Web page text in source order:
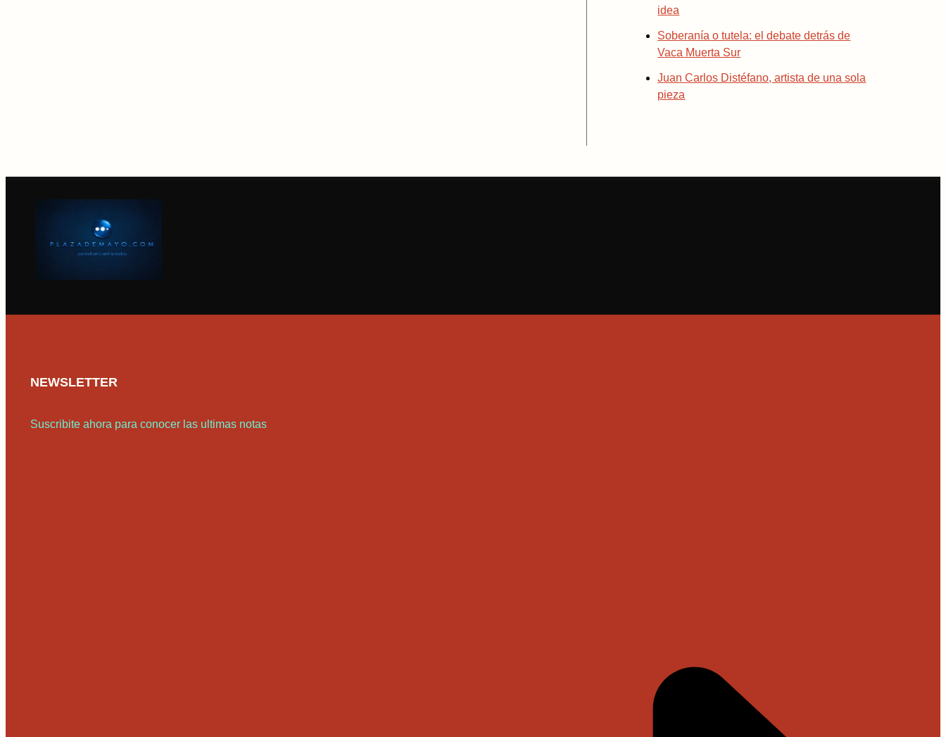
idea
Soberanía o tutela: el debate detrás de
Vaca Muerta Sur
Juan Carlos Distéfano, artista de una sola
pieza
NEWSLETTER
Suscribite ahora para conocer las ultimas notas